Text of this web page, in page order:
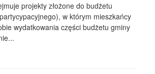
projekty złożone do budżetu
w którym mieszkańcy
wydatkowania części budżetu gminy